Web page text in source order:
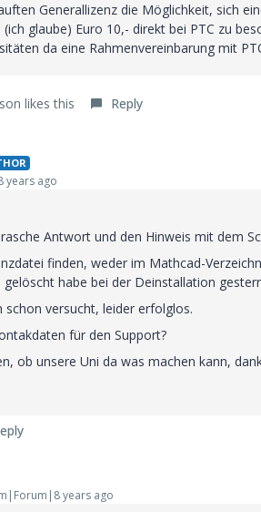
Generallizenz die Möglichkeit, sich
glaube) Euro 10,- direkt bei PTC zu
da eine Rahmenvereinbarung mit
likes this Reply
years ago
Antwort und den Hinweis mit dem
finden, weder im Mathcad-
habe bei der Deinstallation
schon versucht, leider erfolglos.
für den Support?
ob unsere Uni da was machen kann,
years ago